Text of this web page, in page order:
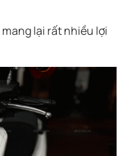
mang lại rất nhiều lợi